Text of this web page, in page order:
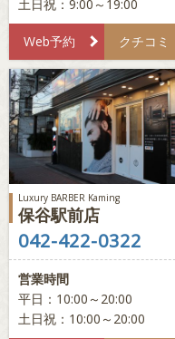
土日祝：9:00～19:00
Web予約 クチコミ
Luxury BARBER Kaming
保谷駅前店
042-422-0322
営業時間
平日：10:00～20:00
土日祝：10:00～20:00